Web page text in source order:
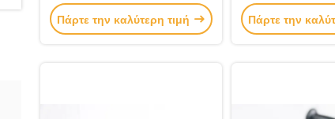
Τάσης T Τύπου Αστυνομική
μπαστούνια με φωτεινή ένδειξη
Πάρτε την καλύτερη τιμή
της αστυνομίας
προσωπικό
Πάρτε την